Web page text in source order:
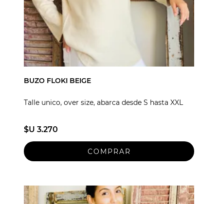
BUZO FLOKI BEIGE
Talle unico, over size, abarca desde S hasta XXL
$U 3.270